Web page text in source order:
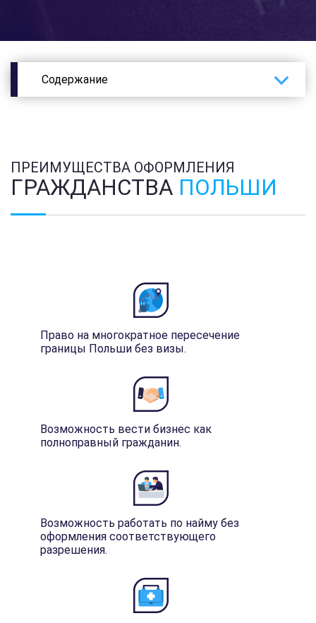
Содержание
ПРЕИМУЩЕСТВА ОФОРМЛЕНИЯ
ГРАЖДАНСТВА ПОЛЬШИ
Право на многократное пересечение
границы Польши без визы.
Возможность вести бизнес как
полноправный гражданин.
Возможность работать по найму без
оформления соответствующего
разрешения.